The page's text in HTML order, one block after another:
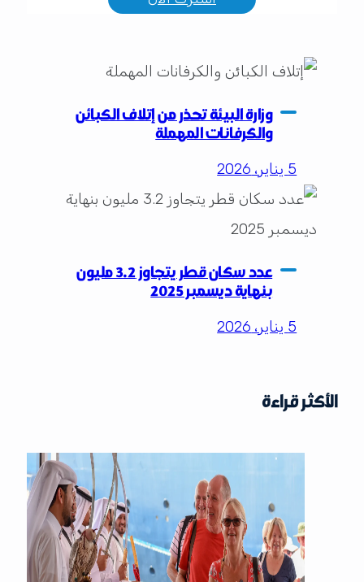
وزارة البيئة تحذر من إتلاف الكبائن
والكرفانات المهملة
5 يناير، 2026
عدد سكان قطر يتجاوز 3.2 مليون
بنهاية ديسمبر 2025
5 يناير، 2026
الأكثر قراءة